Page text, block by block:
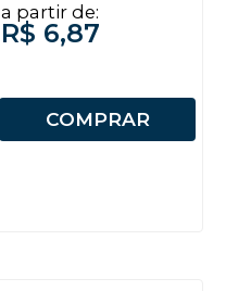
a partir de:
R$ 6,87
COMPRAR